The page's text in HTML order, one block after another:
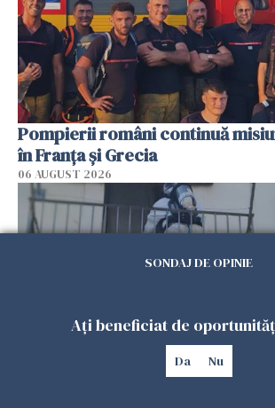
Pompierii români continuă
în Franţa şi Grecia
06 AUGUST 2026
SONDAJ DE OPINIE
Ați beneficiat de
Da Nu